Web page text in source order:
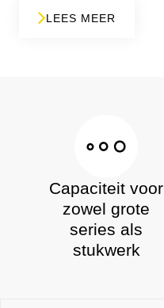
LEES MEER
Capaciteit voor
zowel grote
series als
stukwerk